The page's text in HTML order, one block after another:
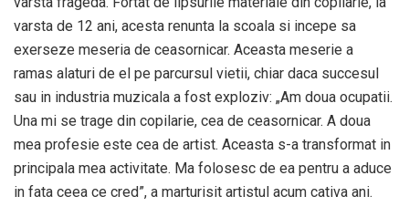
varsta de 12 ani, acesta renunta la scoala si incepe sa
exerseze meseria de ceasornicar. Aceasta meserie a
ramas alaturi de el pe parcursul vietii, chiar daca succesul
sau in industria muzicala a fost exploziv: „Am doua ocupatii.
Una mi se trage din copilarie, cea de ceasornicar. A doua
mea profesie este cea de artist. Aceasta s-a transformat in
principala mea activitate. Ma folosesc de ea pentru a aduce
in fata ceea ce cred”, a marturisit artistul acum cativa ani.